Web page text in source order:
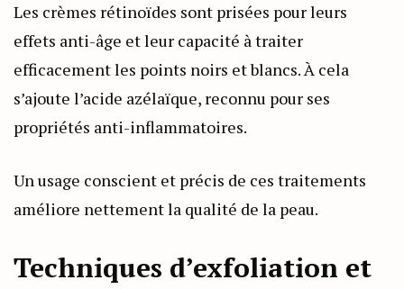
Les crèmes rétinoïdes sont prisées pour leurs
effets anti-âge et leur capacité à traiter
efficacement les points noirs et blancs. À cela
s’ajoute l’acide azélaïque, reconnu pour ses
propriétés anti-inflammatoires.
Un usage conscient et précis de ces traitements
améliore nettement la qualité de la peau.
Techniques d’exfoliation et